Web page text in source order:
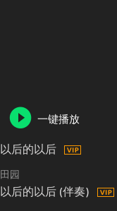
一键播放
以后的以后
田园
以后的以后 (伴奏)